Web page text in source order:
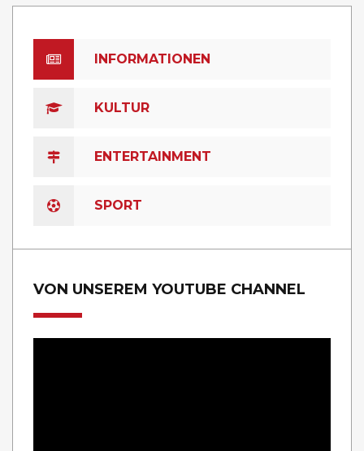
INFORMATIONEN
KULTUR
ENTERTAINMENT
SPORT
VON UNSEREM YOUTUBE CHANNEL